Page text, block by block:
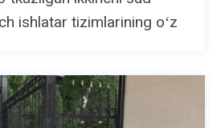
ishlatar tizimlarining oʻz